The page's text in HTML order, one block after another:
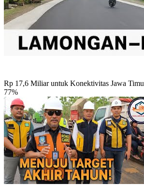
Rp 17,6 Miliar untuk Konektivitas Jawa
77%